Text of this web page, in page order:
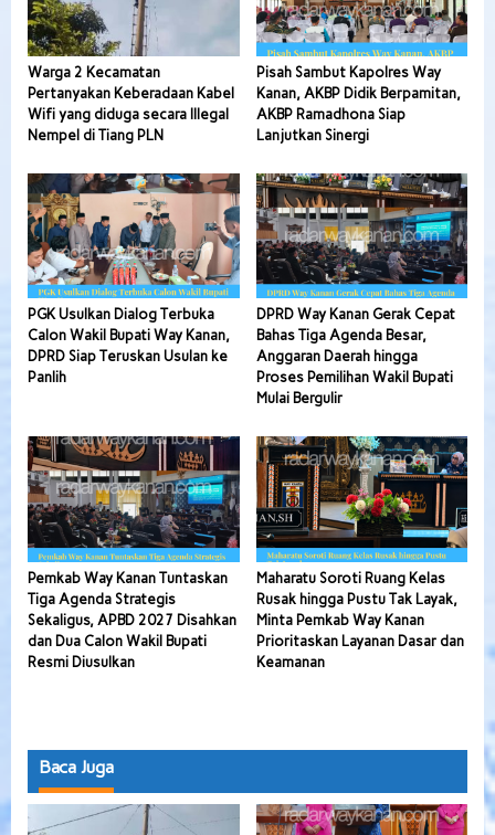
Warga 2 Kecamatan
Pertanyakan Keberadaan Kabel
Wifi yang diduga secara Illegal
Nempel di Tiang PLN
Pisah Sambut Kapolres Way
Kanan, AKBP Didik Berpamitan,
AKBP Ramadhona Siap
Lanjutkan Sinergi
PGK Usulkan Dialog Terbuka
Calon Wakil Bupati Way Kanan,
DPRD Siap Teruskan Usulan ke
Panlih
DPRD Way Kanan Gerak Cepat
Bahas Tiga Agenda Besar,
Anggaran Daerah hingga
Proses Pemilihan Wakil Bupati
Mulai Bergulir
Pemkab Way Kanan Tuntaskan
Tiga Agenda Strategis
Sekaligus, APBD 2027 Disahkan
dan Dua Calon Wakil Bupati
Resmi Diusulkan
Maharatu Soroti Ruang Kelas
Rusak hingga Pustu Tak Layak,
Minta Pemkab Way Kanan
Prioritaskan Layanan Dasar dan
Keamanan
Baca Juga